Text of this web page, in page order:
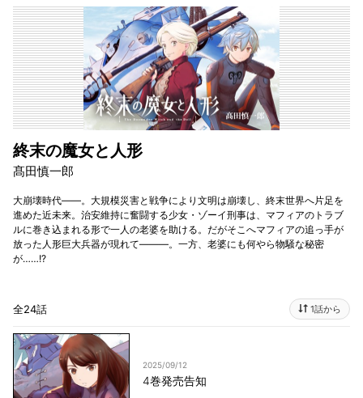
終末の魔女と人形
髙田慎一郎
大崩壊時代――。大規模災害と戦争により文明は崩壊し、終末世界へ片足を
進めた近未来。治安維持に奮闘する少女・ゾーイ刑事は、マフィアのトラブ
ルに巻き込まれる形で一人の老婆を助ける。だがそこへマフィアの追っ手が
放った人形巨大兵器が現れて―――。一方、老婆にも何やら物騒な秘密
が……!?
全24話 1話から
2025/09/12
4巻発売告知